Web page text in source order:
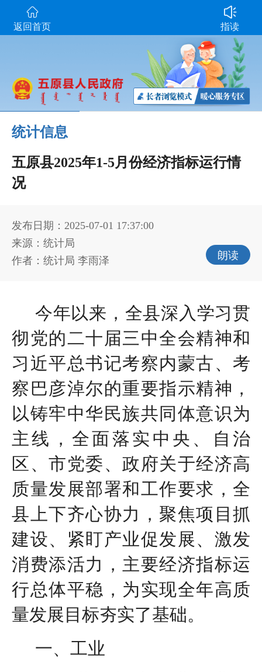
返回首页 指读
统计信息
五原县2025年1-5月份经济指标运行情
况
发布日期：2025-07-01 17:37:00
来源：统计局
作者：统计局 李雨泽
朗读
今年以来，全县深入学习贯
彻党的二十届三中全会精神和
习近平总书记考察内蒙古、考
察巴彦淖尔的重要指示精神，
以铸牢中华民族共同体意识为
主线，全面落实中央、自治
区、市党委、政府关于经济高
质量发展部署和工作要求，全
县上下齐心协力，聚焦项目抓
建设、紧盯产业促发展、激发
消费添活力，主要经济指标运
行总体平稳，为实现全年高质
量发展目标夯实了基础。
一、工业